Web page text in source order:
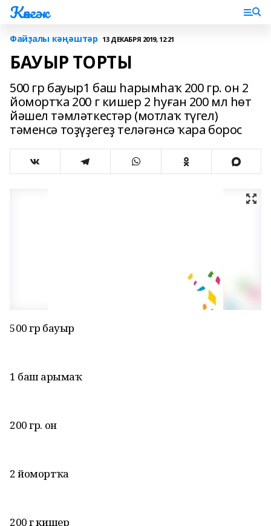
Көнгәк
Файҙалы кәңәштәр 13 ДЕКАБРЯ 2019, 12:21
БАУЫР ТОРТЫ
500 гр бауыр1 баш һарымһаҡ 200 гр. он 2
йомортҡа 200 г кишер 2 һуған 200 мл һөт
йәшел тәмләткестәр (мотлаҡ түгел)
тәменсә тоҙүҙегеҙ теләгәнсә ҡара борос
500 гр бауыр
1 баш һарымһаҡ
200 гр. он
2 йомортҡа
200 г кишер